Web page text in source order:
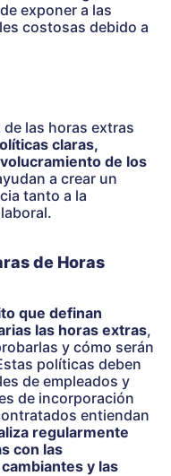
exponer a las
costosas debido a
las horas extras
claras,
de los
a crear un
tanto a la
de Horas
que definan
las horas extras,
y cómo serán
políticas deben
de empleados y
de incorporación
entiendan
regularmente
con las
y las